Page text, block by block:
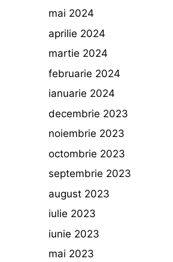
mai 2024
aprilie 2024
martie 2024
februarie 2024
ianuarie 2024
decembrie 2023
noiembrie 2023
octombrie 2023
septembrie 2023
august 2023
iulie 2023
iunie 2023
mai 2023